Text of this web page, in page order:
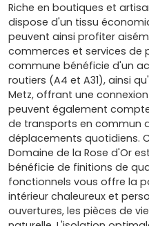
Riche en boutiques et
dispose d'un tissu
peuvent ainsi profiter
commerces et services de
commune bénéficie d'un
routiers (A4 et A31), ainsi
Metz, offrant une
peuvent également
de transports en commun
déplacements quotidiens.
Domaine de la Rose d'Or
bénéficie de finitions de
fonctionnels vous offre la
intérieur chaleureux et
ouvertures, les pièces de